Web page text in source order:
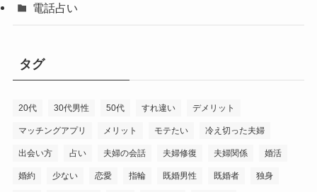
電話占い
タグ
20代 30代男性 50代 すれ違い デメリット
マッチングアプリ メリット モテたい 冷え切った夫婦
出会い方 占い 夫婦の会話 夫婦修復 夫婦関係 婚活
婚約 少ない 恋愛 指輪 既婚男性 既婚者 独身